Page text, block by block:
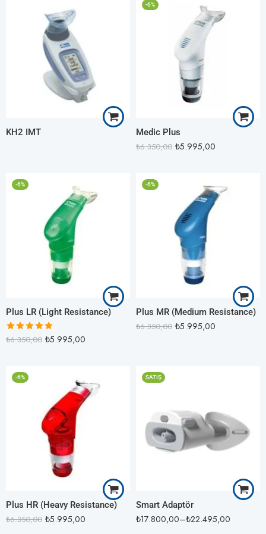
KH2 IMT
-6%
Medic Plus
₺6.350,00 ₺5.995,00
-6%
Plus LR (Light Resistance)
5 üzerinden
₺6.350,00 ₺5.995,00
-6%
Plus MR (Medium Resistance)
₺6.350,00 ₺5.995,00
-6%
Plus HR (Heavy Resistance)
₺6.350,00 ₺5.995,00
SATIŞ
Smart Adaptör
₺17.800,00–₺22.495,00
Smart Adaptör
Smart Adaptör + EX1
LR
HR
Smart Adaptör + EX1